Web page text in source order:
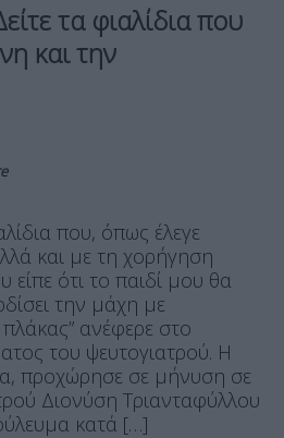
τα φιαλίδια που
και την
που, όπως έλεγε
και με τη χορήγηση
ότι το παιδί μου θα
την μάχη με
ανέφερε στο
του ψευτογιατρού. Η
προχώρησε σε μήνυση σε
Διονύση Τριανταφύλλου
κατά […]